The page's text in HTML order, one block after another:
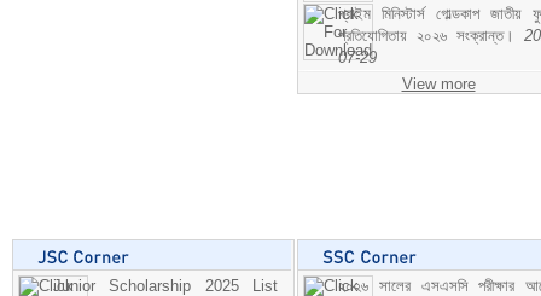
প্রাইম মিনিস্টার্স গোল্ডকাপ জাতীয়
প্রতিযোগিতায় ২০২৬ সংক্রান্ত।
07-29
View more
Junior Scholarship 2025 List
২০২৬ সালের এসএসসি পরীক্ষার